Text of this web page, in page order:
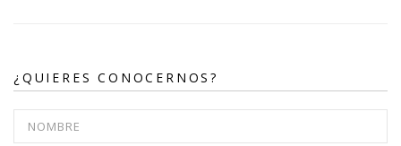
¿QUIERES CONOCERNOS?